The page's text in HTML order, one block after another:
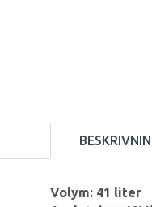
Volym: 41 liter